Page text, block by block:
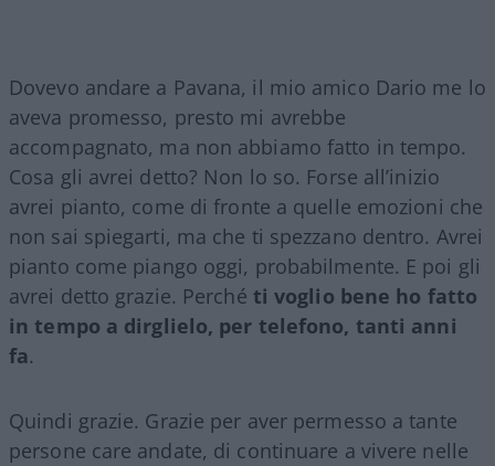
Dovevo andare a Pavana, il mio amico Dario me lo
aveva promesso, presto mi avrebbe
accompagnato, ma non abbiamo fatto in tempo.
Cosa gli avrei detto? Non lo so. Forse all’inizio
avrei pianto, come di fronte a quelle emozioni che
non sai spiegarti, ma che ti spezzano dentro. Avrei
pianto come piango oggi, probabilmente. E poi gli
avrei detto grazie. Perché ti voglio bene ho fatto
in tempo a dirglielo, per telefono, tanti anni
fa.
Quindi grazie. Grazie per aver permesso a tante
persone care andate, di continuare a vivere nelle